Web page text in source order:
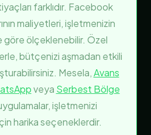
farklıdır. Facebook
maliyetleri, işletmenizin
göre ölçeklenebilir. Özel
bütçenizi aşmadan etkili
Mesela,Avans
veya Serbest Bölge
işletmenizi
harika seçeneklerdir.